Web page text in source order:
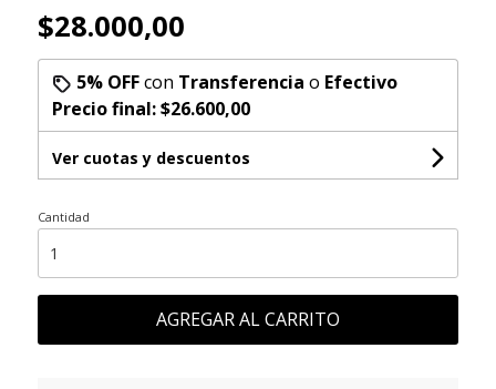
$28.000,00
5% OFFcon Transferencia o Efectivo
Precio final:$26.600,00
Ver cuotas y descuentos
Cantidad
AGREGAR AL CARRITO